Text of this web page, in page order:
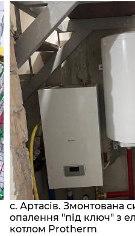
с. Артасів. Змонтована
опалення "під ключ" з
котлом Protherm